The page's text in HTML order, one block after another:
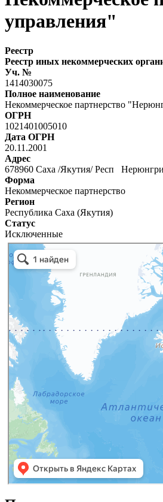
управления"
Реестр
Реестр иных некоммерческих
Уч. №
1414030075
Полное наименование
Некоммерческое партнерство
ОГРН
1021401005010
Дата ОГРН
20.11.2001
Адрес
678960 Саха /Якутия/ Респ
Форма
Некоммерческое партнерство
Регион
Республика Саха (Якутия)
Статус
Исключенные